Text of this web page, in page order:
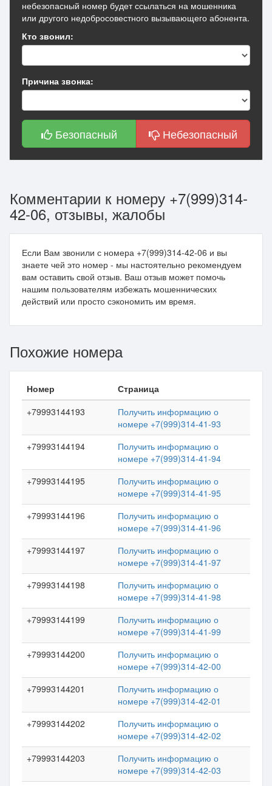
небезопасный номер будет ссылаться на мошенника
или другого недобросовестного вызывающего абонента.
Кто звонил:
Причина звонка:
Безопасный Небезопасный
Комментарии к номеру +7(999)314-
42-06, отзывы, жалобы
Если Вам звонили с номера +7(999)314-42-06 и вы
знаете чей это номер - мы настоятельно рекомендуем
вам оставить свой отзыв. Ваш отзыв может помочь
нашим пользователям избежать мошеннических
действий или просто сэкономить им время.
Похожие номера
Номер
Страница
+79993144193
Получить информацию о
номере +7(999)314-41-93
+79993144194
Получить информацию о
номере +7(999)314-41-94
+79993144195
Получить информацию о
номере +7(999)314-41-95
+79993144196
Получить информацию о
номере +7(999)314-41-96
+79993144197
Получить информацию о
номере +7(999)314-41-97
+79993144198
Получить информацию о
номере +7(999)314-41-98
+79993144199
Получить информацию о
номере +7(999)314-41-99
+79993144200
Получить информацию о
номере +7(999)314-42-00
+79993144201
Получить информацию о
номере +7(999)314-42-01
+79993144202
Получить информацию о
номере +7(999)314-42-02
+79993144203
Получить информацию о
номере +7(999)314-42-03